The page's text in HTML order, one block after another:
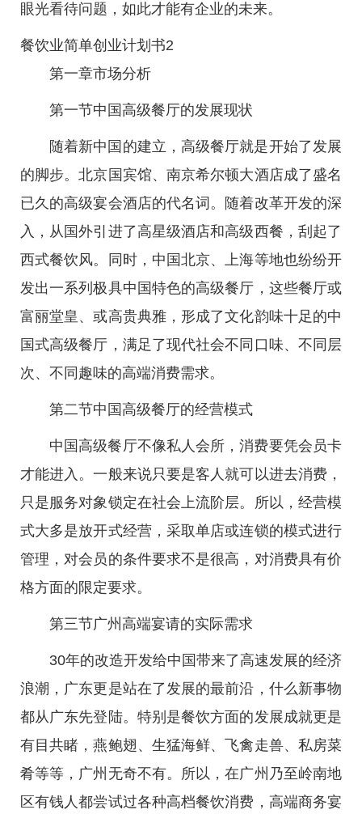
眼光看待问题，如此才能有企业的未来。
餐饮业简单创业计划书2
第一章市场分析
第一节中国高级餐厅的发展现状
随着新中国的建立，高级餐厅就是开始了发展
的脚步。北京国宾馆、南京希尔顿大酒店成了盛名
已久的高级宴会酒店的代名词。随着改革开发的深
入，从国外引进了高星级酒店和高级西餐，刮起了
西式餐饮风。同时，中国北京、上海等地也纷纷开
发出一系列极具中国特色的高级餐厅，这些餐厅或
富丽堂皇、或高贵典雅，形成了文化韵味十足的中
国式高级餐厅，满足了现代社会不同口味、不同层
次、不同趣味的高端消费需求。
第二节中国高级餐厅的经营模式
中国高级餐厅不像私人会所，消费要凭会员卡
才能进入。一般来说只要是客人就可以进去消费，
只是服务对象锁定在社会上流阶层。所以，经营模
式大多是放开式经营，采取单店或连锁的模式进行
管理，对会员的条件要求不是很高，对消费具有价
格方面的限定要求。
第三节广州高端宴请的实际需求
30年的改造开发给中国带来了高速发展的经济
浪潮，广东更是站在了发展的最前沿，什么新事物
都从广东先登陆。特别是餐饮方面的发展成就更是
有目共睹，燕鲍翅、生猛海鲜、飞禽走兽、私房菜
肴等等，广州无奇不有。所以，在广州乃至岭南地
区有钱人都尝试过各种高档餐饮消费，高端商务宴